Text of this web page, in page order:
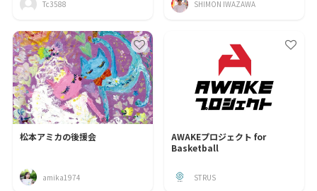
Tc3588 SHIMON IWAZAWA
松本アミカの後援会
amika1974
AWAKEプロジェクト for
Basketball
STRUS